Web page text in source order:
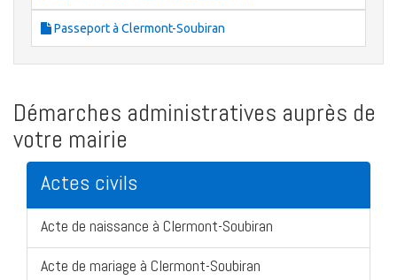
Passeport à Clermont-Soubiran
Démarches administratives auprès de
votre mairie
Actes civils
Acte de naissance à Clermont-Soubiran
Acte de mariage à Clermont-Soubiran